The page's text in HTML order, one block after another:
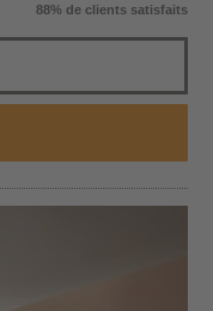
88% de clients satisfaits